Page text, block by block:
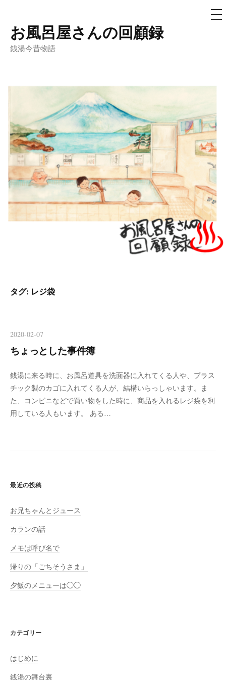
コ
ン
ツ
キ
ッ
プ
お風呂屋さんの回顧録
銭湯今昔物語
メ
ニ
タグ: レジ袋
2020-02-07
ちょっとした事件簿
銭湯に来る時に、お風呂道具を洗面器に入れてくる人や、プラス
チック製のカゴに入れてくる人が、結構いらっしゃいます。ま
た、コンビニなどで買い物をした時に、商品を入れるレジ袋を利
用している人もいます。 ある…
最近の投稿
お兄ちゃんとジュース
カランの話
メモは呼び名で
帰りの「ごちそうさま」
夕飯のメニューは◯◯
カテゴリー
はじめに
銭湯の舞台裏